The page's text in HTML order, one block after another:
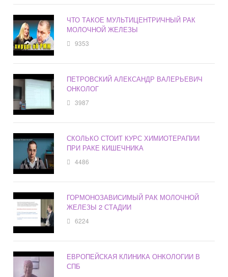
ЧТО ТАКОЕ МУЛЬТИЦЕНТРИЧНЫЙ РАК
МОЛОЧНОЙ ЖЕЛЕЗЫ
9353
ПЕТРОВСКИЙ АЛЕКСАНДР ВАЛЕРЬЕВИЧ
ОНКОЛОГ
3987
СКОЛЬКО СТОИТ КУРС ХИМИОТЕРАПИИ
ПРИ РАКЕ КИШЕЧНИКА
4486
ГОРМОНОЗАВИСИМЫЙ РАК МОЛОЧНОЙ
ЖЕЛЕЗЫ 2 СТАДИИ
6224
ЕВРОПЕЙСКАЯ КЛИНИКА ОНКОЛОГИИ В
СПБ